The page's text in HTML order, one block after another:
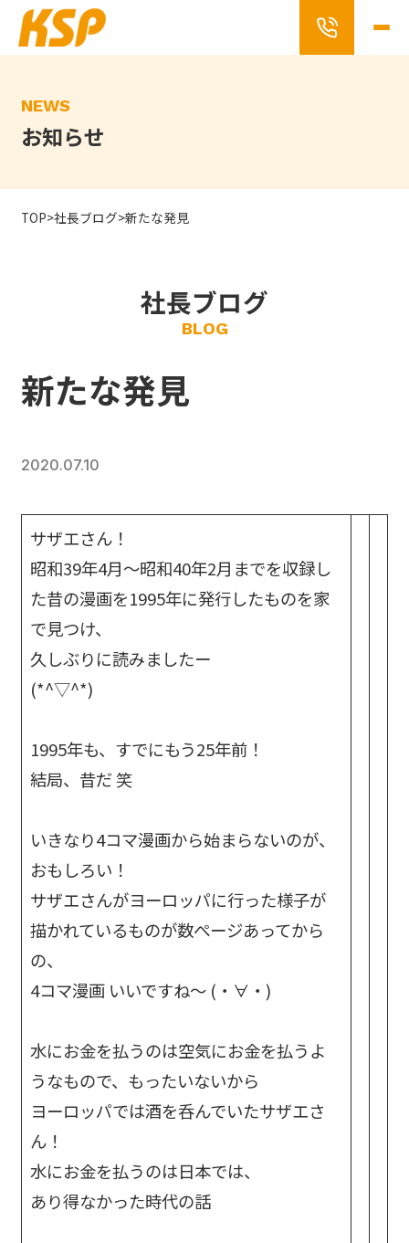
Skip
the
content
NEWS
お知らせ
TOP>社長ブログ>新たな発見
社長ブログ
BLOG
新たな発見
2020.07.10
サザエさん！
昭和39年4月〜昭和40年2月までを収録し
た昔の漫画を1995年に発行したものを家
で見つけ、
久しぶりに読みましたー
(*^▽^*)
1995年も、すでにもう25年前！
結局、昔だ 笑
いきなり4コマ漫画から始まらないのが、
おもしろい！
サザエさんがヨーロッパに行った様子が
描かれているものが数ぺージあってから
の、
4コマ漫画 いいですね〜 (・∀・)
水にお金を払うのは空気にお金を払うよ
うなもので、もったいないから
ヨーロッパでは酒を呑んでいたサザエさ
ん！
水にお金を払うのは日本では、
あり得なかった時代の話